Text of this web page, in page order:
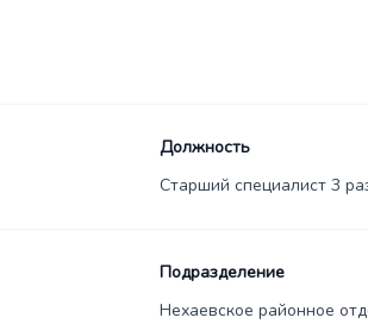
Должность
Старший специалист 3
Подразделение
Нехаевское районное